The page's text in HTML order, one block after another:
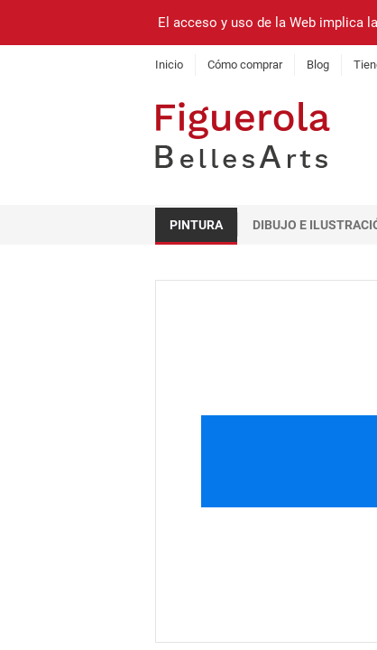
El acceso y uso de la Web implica
Inicio Cómo comprar Blog
PINTURA DIBUJO E